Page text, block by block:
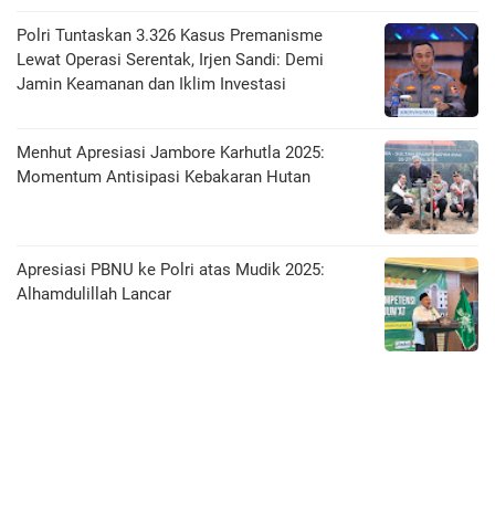
Polri Tuntaskan 3.326 Kasus Premanisme
Lewat Operasi Serentak, Irjen Sandi: Demi
Jamin Keamanan dan Iklim Investasi
Menhut Apresiasi Jambore Karhutla 2025:
Momentum Antisipasi Kebakaran Hutan
Apresiasi PBNU ke Polri atas Mudik 2025:
Alhamdulillah Lancar